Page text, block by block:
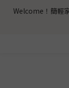
Welcome！簡輕